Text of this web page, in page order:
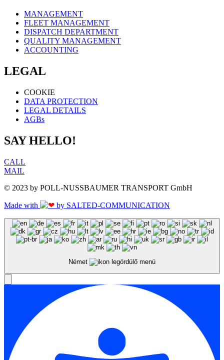
MANAGEMENT
FLEET MANAGEMENT
DISPATCH DEPARTMENT
QUALITY MANAGEMENT
ACCOUNTING
LEGAL
COOKIE
DATA PROTECTION
LEGAL DETAILS
AGBs
SAY HELLO!
CALL
MAIL
© 2023 by POLL-NUSSBAUMER TRANSPORT GmbH
Made with by SALTED-COMMUNICATION
Német